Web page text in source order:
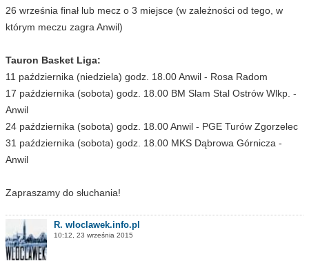
26 września finał lub mecz o 3 miejsce (w zależności od tego, w
którym meczu zagra Anwil)
Tauron Basket Liga:
11 października (niedziela) godz. 18.00 Anwil - Rosa Radom
17 października (sobota) godz. 18.00 BM Slam Stal Ostrów Wlkp. -
Anwil
24 października (sobota) godz. 18.00 Anwil - PGE Turów Zgorzelec
31 października (sobota) godz. 18.00 MKS Dąbrowa Górnicza -
Anwil
Zapraszamy do słuchania!
R. wloclawek.info.pl
10:12, 23 września 2015